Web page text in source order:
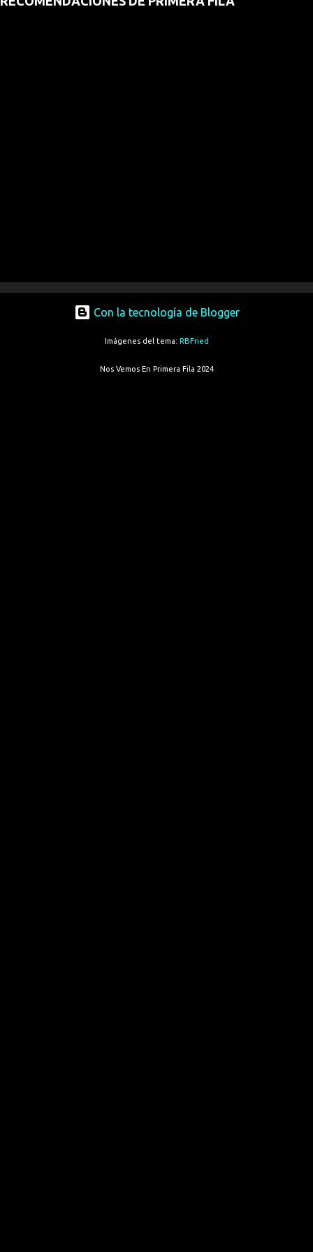
Con la tecnología de Blogger
Imágenes del tema: RBFried
Nos Vemos En Primera Fila 2024